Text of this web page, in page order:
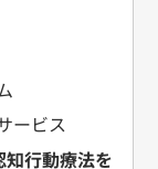
ービス
行動療法を